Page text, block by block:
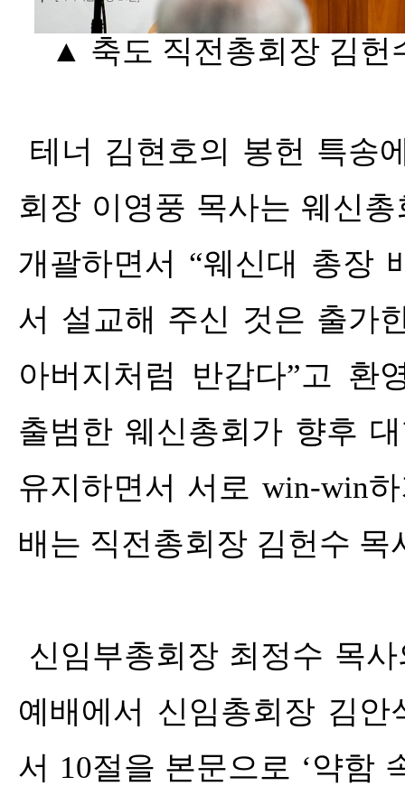
▲ 축도 직전총회장 김헌
테너 김현호의 봉헌 특송
회장 이영풍 목사는 웨신
개괄하면서 “웨신대 총장
서 설교해 주신 것은 출가
아버지처럼 반갑다”고 환
출범한 웨신총회가 향후
유지하면서 서로 win-win
배는 직전총회장 김헌수 목
신임부총회장 최정수 목
예배에서 신임총회장 김
서 10절을 본문으로 ‘약함